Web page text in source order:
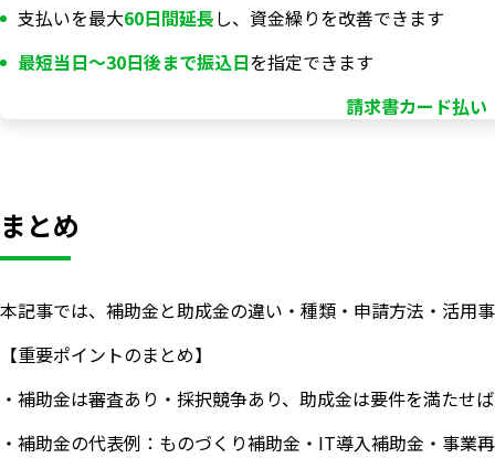
支払いを最大60日間延長し、資金繰りを改善できます
最短当日〜30日後まで振込日を指定できます
請求書カード払い
まとめ
本記事では、補助金と助成金の違い・種類・申請方法・活用
【重要ポイントのまとめ】
・補助金は審査あり・採択競争あり、助成金は要件を満たせ
・補助金の代表例：ものづくり補助金・IT導入補助金・事業
いますぐ無料登録